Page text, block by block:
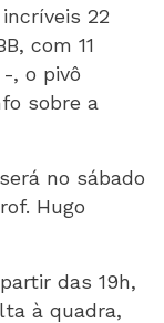
22
com 11
, o pivô
sobre a
no sábado
Hugo
das 19h,
à quadra,